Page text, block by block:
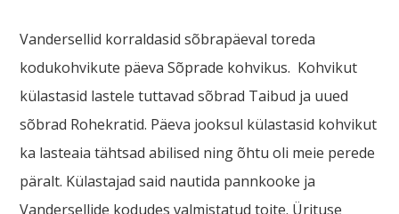
Vandersellid korraldasid sõbrapäeval toreda
kodukohvikute päeva Sõprade kohvikus. Kohvikut
külastasid lastele tuttavad sõbrad Taibud ja uued
sõbrad Rohekratid. Päeva jooksul külastasid kohvikut
ka lasteaia tähtsad abilised ning õhtu oli meie perede
päralt. Külastajad said nautida pannkooke ja
Vandersellide kodudes valmistatud toite. Ürituse